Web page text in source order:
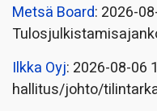
Metsä Board: 2026-
Ilkka Oyj: 2026-08-06
hallitus/johto/